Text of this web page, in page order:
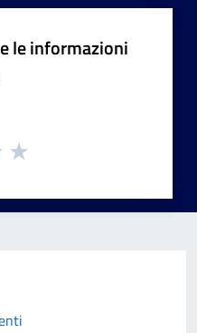
le informazioni